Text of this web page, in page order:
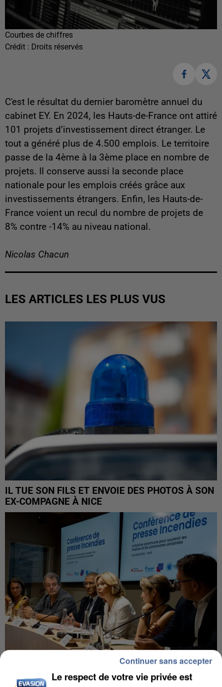
Courbes de chiffres
Crédit : Droits réservés
C'est le résultat du dernier baromètre annuel du
cabinet EY. En 2024, les Hauts-de-France ont attiré
101 projets d’investissement direct étranger. Le
tout a généré plus de 4.500 emplois. Le territoire
passe de la 4ème à la 3ème place en nombre de
projets. Il conserve aussi la seconde place
nationale pour les emplois créés grâce aux
investissements étrangers. Enfin, les Hauts-de-
France voient un recul du nombre de projets de
8% contre -14% au niveau national.
Nicolas Chacun
LES ARTICLES LES PLUS VUS
IL TUE SON FILS ET ENVOIE DES PHOTOS À SON
EX-COMPAGNE À NICE
INCENDIES : L’ÎLE-DE-FRANCE LANCE UN ÉLAN
Le respect de votre vie privée est
Continuer sans accepter